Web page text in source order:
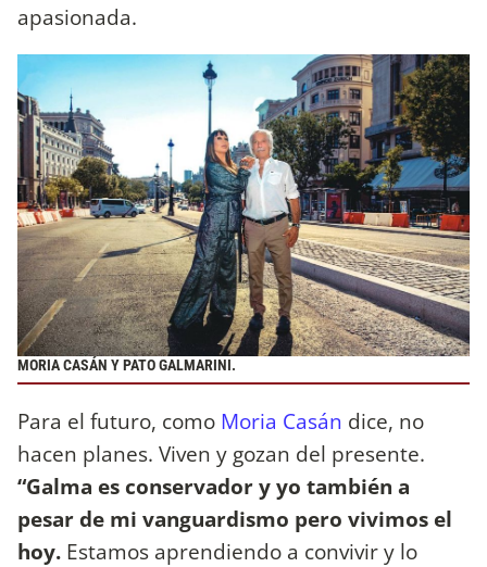
apasionada.
MORIA CASÁN Y PATO GALMARINI.
Para el futuro, como Moria Casán dice, no
hacen planes. Viven y gozan del presente.
“Galma es conservador y yo también a
pesar de mi vanguardismo pero vivimos el
hoy. Estamos aprendiendo a convivir y lo